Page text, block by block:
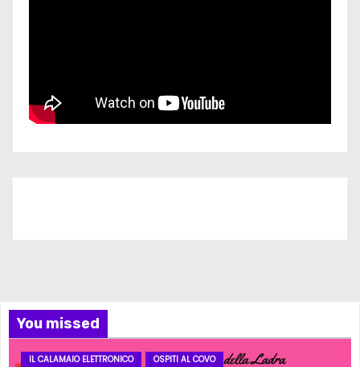
You missed
IL CALAMAIO ELETTRONICO OSPITI AL COVO